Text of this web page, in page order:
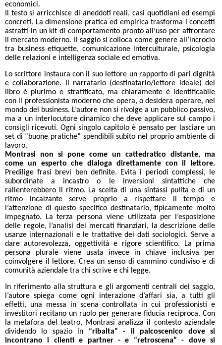
economici.
Il testo si arricchisce di aneddoti reali, casi quotidiani ed esempi
concreti. La dimensione pratica ed empirica trasforma i concetti
astratti in un kit di comportamento pronto all’uso per affrontare
il mercato moderno. Il saggio si colloca come genere all’incrocio
tra business etiquette, comunicazione interculturale, psicologia
delle relazioni e intelligenza sociale ed emotiva.
Lo scrittore instaura con il suo lettore un rapporto di pari dignità
e collaborazione. Il narratario (destinatario/lettore ideale) del
libro è plurimo e stratificato, ma chiaramente è identificabile
con il professionista moderno che opera, o desidera operare, nel
mondo del business. L’autore non si rivolge a un pubblico passivo,
ma a un interlocutore dinamico che deve applicare sul campo i
consigli ricevuti. Ogni singolo capitolo è pensato per lasciare un
set di “buone pratiche” spendibili subito nel proprio ambiente di
lavoro.
Montrasi non si pone come un cattedratico distante, ma
come un esperto che dialoga direttamente con il lettore.
Predilige frasi brevi ben definite. Evita i periodi complessi, le
subordinate a incastro o le inversioni sintattiche che
rallenterebbero il ritmo. La scelta di una sintassi pulita e di un
ritmo incalzante serve proprio a rispettare il tempo e
l’attenzione di questo specifico destinatario, tipicamente molto
impegnato. La terza persona viene utilizzata per l’esposizione
delle regole, l’analisi dei mercati finanziari, la descrizione delle
usanze internazionali e le trattative dei dati sociologici. Serve a
dare autorevolezza, oggettività e rigore scientifico. La prima
persona plurale viene usata invece in chiave inclusiva per
coinvolgere il lettore. Crea un senso di cammino condiviso e di
comunità aziendale tra chi scrive e chi legge.
In riferimento alla struttura e gli argomenti centrali del saggio,
l’autore spiega come ogni interazione d’affari sia, a tutti gli
effetti, una messa in scena controllata in cui professionisti e
investitori recitano un ruolo per generare fiducia reciproca. Con
la metafora del teatro, Montrasi analizza il contesto aziendale
dividendo lo spazio in “ribalta” - il palcoscenico dove si
incontrano i clienti e partner - e “retroscena” - dove si